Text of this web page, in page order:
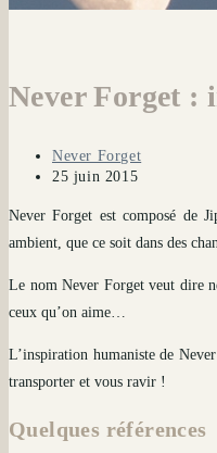
Never Forget :
Auteur/autrice
de
publication :
Never Forget
Publication
25 juin 2015
Never Forget est composé de
ambient, que ce soit dans des
Le nom Never Forget veut dire
ceux qu’on aime…
L’inspiration humaniste de
transporter et vous ravir !
Quelques références